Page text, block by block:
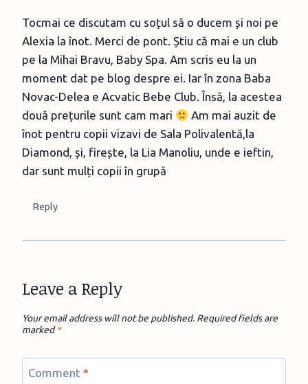
Tocmai ce discutam cu soțul să o ducem și noi pe
Alexia la înot. Merci de pont. Știu că mai e un club
pe la Mihai Bravu, Baby Spa. Am scris eu la un
moment dat pe blog despre ei. Iar în zona Baba
Novac-Delea e Acvatic Bebe Club. Însă, la acestea
două prețurile sunt cam mari
Am mai auzit de
înot pentru copii vizavi de Sala Polivalentă,la
Diamond, și, firește, la Lia Manoliu, unde e ieftin,
dar sunt mulți copii în grupă
Reply
Leave a Reply
Your email address will not be published. Required fields are
marked*
Comment *